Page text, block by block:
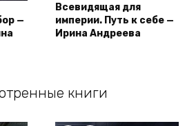
—
Всевидящая для
империи. Путь к себе —
Ирина Андреева
книги